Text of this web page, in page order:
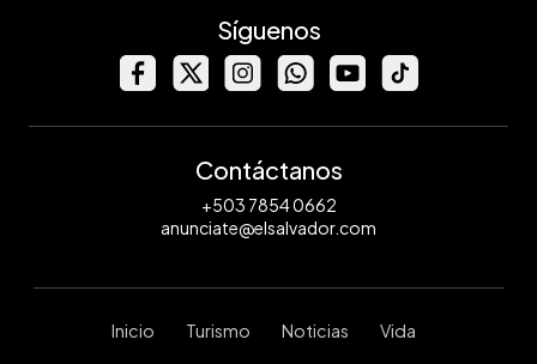
Síguenos
Contáctanos
+503 7854 0662
anunciate@elsalvador.com
Inicio Turismo Noticias Vida